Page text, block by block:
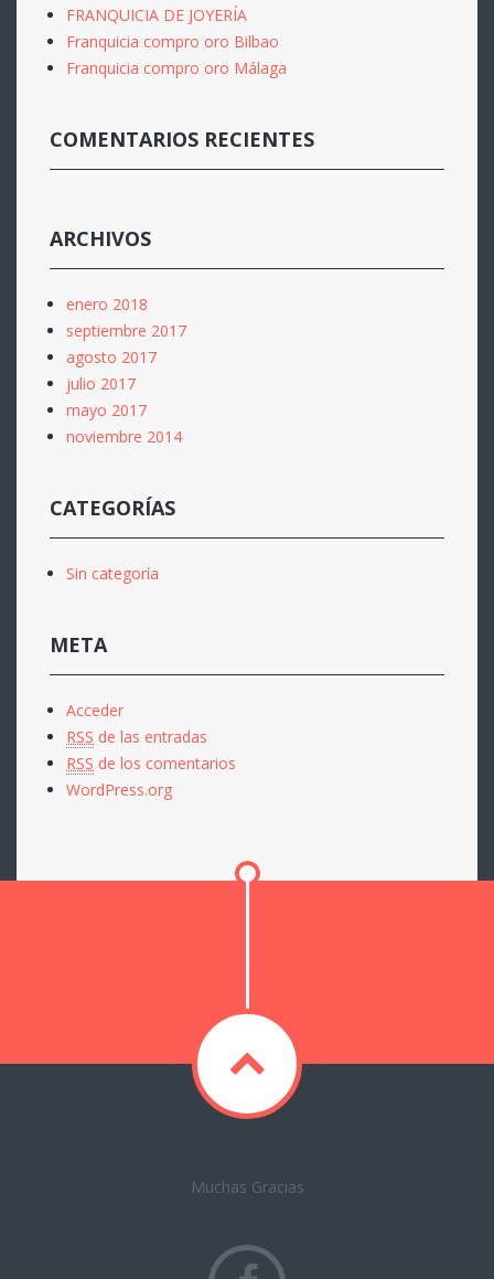
FRANQUICIA DE JOYERÍA
Franquicia compro oro Bilbao
Franquicia compro oro Málaga
COMENTARIOS RECIENTES
ARCHIVOS
enero 2018
septiembre 2017
agosto 2017
julio 2017
mayo 2017
noviembre 2014
CATEGORÍAS
Sin categoría
META
Acceder
RSS de las entradas
RSS de los comentarios
WordPress.org
Muchas Gracias